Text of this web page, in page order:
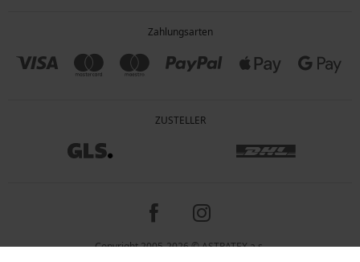
Zahlungsarten
ZUSTELLER
Copyright 2005-2026 © ASTRATEX a.s.